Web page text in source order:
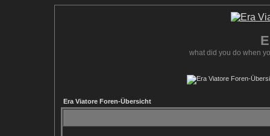
what did you do when
Era Viatore Foren-Übersicht